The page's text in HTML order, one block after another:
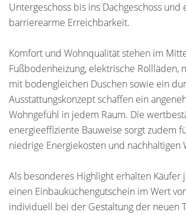
Untergeschoss bis ins Dachgeschoss und
barrierearme Erreichbarkeit.
Komfort und Wohnqualität stehen im
Fußbodenheizung, elektrische Rollläden,
mit bodengleichen Duschen sowie ein
Ausstattungskonzept schaffen ein
Wohngefühl in jedem Raum. Die
energieeffiziente Bauweise sorgt zudem
niedrige Energiekosten und nachhaltigen
Als besonderes Highlight erhalten Käufer
einen Einbauküchengutschein im Wert
individuell bei der Gestaltung der neuen